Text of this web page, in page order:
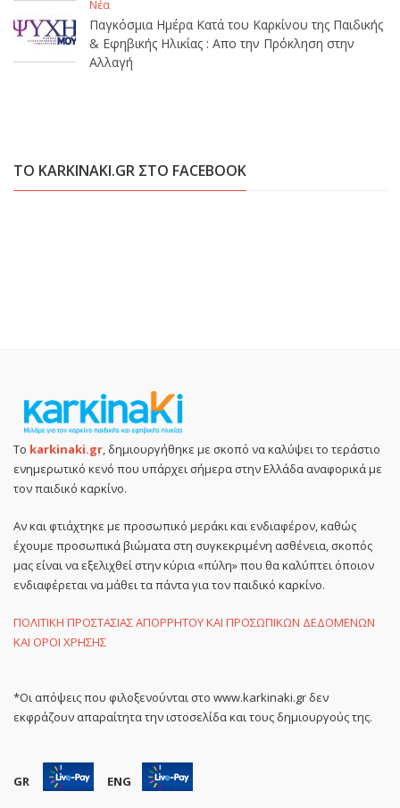
Νέα
Παγκόσμια Ημέρα Κατά του Καρκίνου της Παιδικής
& Εφηβικής Ηλικίας : Απο την Πρόκληση στην
Αλλαγή
ΤΟ KARKINAKI.GR ΣΤΟ FACEBOOK
Το karkinaki.gr, δημιουργήθηκε με σκοπό να καλύψει το τεράστιο
ενημερωτικό κενό που υπάρχει σήμερα στην Ελλάδα αναφορικά με
τον παιδικό καρκίνο.
Αν και φτιάχτηκε με προσωπικό μεράκι και ενδιαφέρον, καθώς
έχουμε προσωπικά βιώματα στη συγκεκριμένη ασθένεια, σκοπός
μας είναι να εξελιχθεί στην κύρια «πύλη» που θα καλύπτει όποιον
ενδιαφέρεται να μάθει τα πάντα για τον παιδικό καρκίνο.
ΠΟΛΙΤΙΚΗ ΠΡΟΣΤΑΣΙΑΣ ΑΠΟΡΡΗΤΟΥ ΚΑΙ ΠΡΟΣΩΠΙΚΩΝ ΔΕΔΟΜΕΝΩΝ
ΚΑΙ ΟΡΟΙ ΧΡΗΣΗΣ
*Οι απόψεις που φιλοξενούνται στο www.karkinaki.gr δεν
εκφράζουν απαραίτητα την ιστοσελίδα και τους δημιουργούς της.
GR ENG